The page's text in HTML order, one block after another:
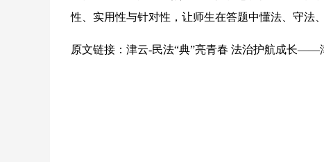
性、实用性与针对性，让师生在答题中懂法、守法
原文链接： 津云-民法“典”亮青春 法治护航成长——